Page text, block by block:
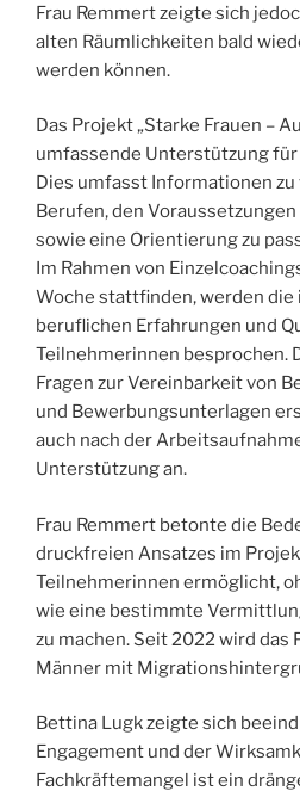
Frau Remmert zeigte sich
alten Räumlichkeiten bald
werden können.
Das Projekt „Starke Frauen –
umfassende Unterstützung
Dies umfasst Informationen
Berufen, den
sowie eine Orientierung zu
Im Rahmen von
Woche stattfinden, werden die
beruflichen Erfahrungen und
Teilnehmerinnen besprochen.
Fragen zur Vereinbarkeit von
und Bewerbungsunterlagen
auch nach der
Unterstützung an.
Frau Remmert betonte die
druckfreien Ansatzes im
Teilnehmerinnen ermöglicht,
wie eine bestimmte
zu machen. Seit 2022 wird das
Männer mit
Bettina Lugk zeigte sich
Engagement und der
Fachkräftemangel ist ein